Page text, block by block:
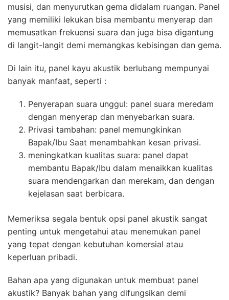
musisi, dan menyurutkan gema didalam ruangan. Panel
yang memiliki lekukan bisa membantu menyerap dan
memusatkan frekuensi suara dan juga bisa digantung
di langit-langit demi memangkas kebisingan dan gema.
Di lain itu, panel kayu akustik berlubang mempunyai
banyak manfaat, seperti :
Penyerapan suara unggul: panel suara meredam
dengan menyerap dan menyebarkan suara.
Privasi tambahan: panel memungkinkan
Bapak/Ibu Saat menambahkan kesan privasi.
meningkatkan kualitas suara: panel dapat
membantu Bapak/Ibu dalam menaikkan kualitas
suara mendengarkan dan merekam, dan dengan
kejelasan saat berbicara.
Memeriksa segala bentuk opsi panel akustik sangat
penting untuk mengetahui atau menemukan panel
yang tepat dengan kebutuhan komersial atau
keperluan pribadi.
Bahan apa yang digunakan untuk membuat panel
akustik? Banyak bahan yang difungsikan demi